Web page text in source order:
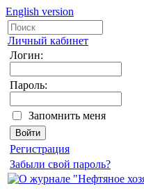
English version
Личный кабинет
Логин:
Пароль:
Запомнить меня
Регистрация
Забыли свой пароль?